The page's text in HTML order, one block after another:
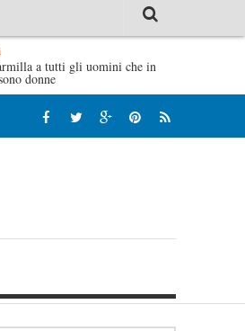
L’idraulico non verrà
a tutti gli uomini che in
donne